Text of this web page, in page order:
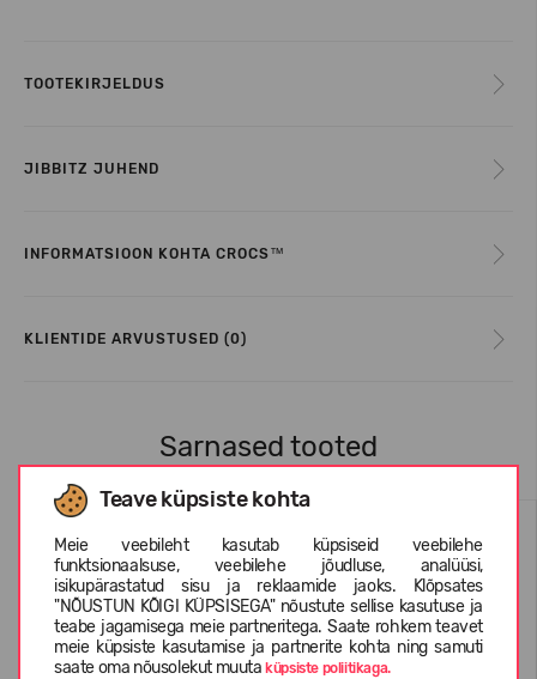
Teave küpsiste kohta
Meie veebileht kasutab küpsiseid veebilehe
funktsionaalsuse, veebilehe jõudluse, analüüsi,
isikupärastatud sisu ja reklaamide jaoks. Klõpsates
"NÕUSTUN KÕIGI KÜPSISEGA" nõustute sellise kasutuse ja
teabe jagamisega meie partneritega. Saate rohkem teavet
meie küpsiste kasutamise ja partnerite kohta ning samuti
saate oma nõusolekut muutaküpsiste poliitikaga.
TOOTEKIRJELDUS
JIBBITZ JUHEND
INFORMATSIOON KOHTA CROCS™
KLIENTIDE ARVUSTUSED (0)
Sarnased tooted